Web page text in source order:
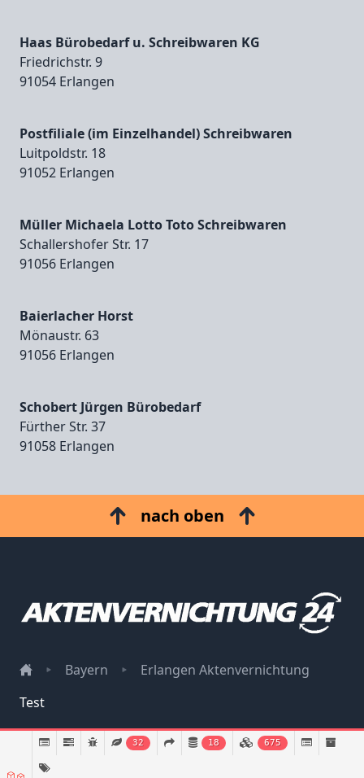
Haas Bürobedarf u. Schreibwaren KG
Friedrichstr. 9
91054 Erlangen
Postfiliale (im Einzelhandel) Schreibwaren
Luitpoldstr. 18
91052 Erlangen
Müller Michaela Lotto Toto Schreibwaren
Schallershofer Str. 17
91056 Erlangen
Baierlacher Horst
Mönaustr. 63
91056 Erlangen
Schobert Jürgen Bürobedarf
Fürther Str. 37
91058 Erlangen
nach oben
Bayern
Erlangen Aktenvernichtung
Test
Impressum
Datenschutz
32 18 675